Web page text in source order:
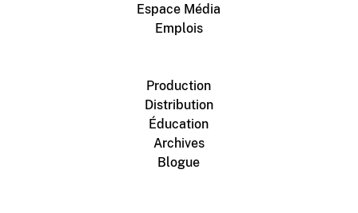
Espace Média
Emplois
Production
Distribution
Éducation
Archives
Blogue